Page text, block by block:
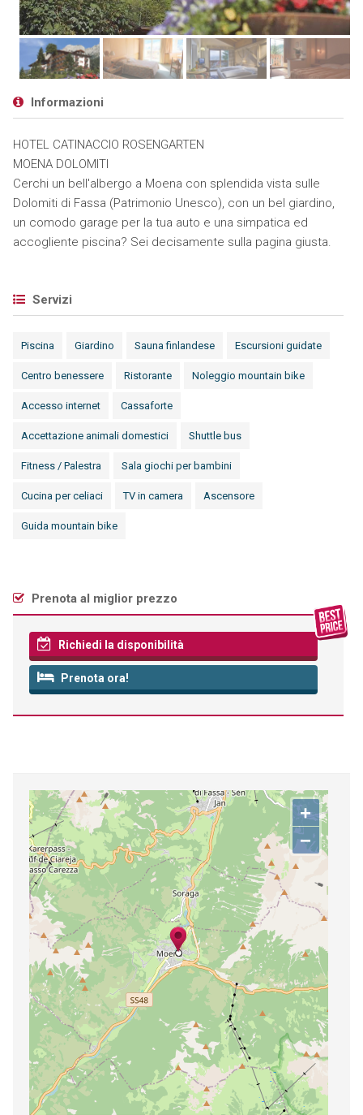
Informazioni
HOTEL CATINACCIO ROSENGARTEN
MOENA DOLOMITI
Cerchi un bell'albergo a Moena con splendida vista sulle
Dolomiti di Fassa (Patrimonio Unesco), con un bel giardino,
un comodo garage per la tua auto e una simpatica ed
accogliente piscina? Sei decisamente sulla pagina giusta.
Servizi
Piscina Giardino Sauna finlandese Escursioni guidate
Centro benessere Ristorante Noleggio mountain bike
Accesso internet Cassaforte
Accettazione animali domestici Shuttle bus
Fitness / Palestra Sala giochi per bambini
Cucina per celiaci TV in camera Ascensore
Guida mountain bike
Prenota al miglior prezzo
Richiedi la disponibilità
Prenota ora!
+
−